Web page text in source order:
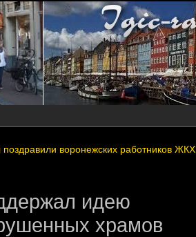
воронежских работников ЖКХ
идею
храмов